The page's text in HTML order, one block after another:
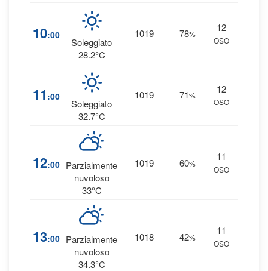
10:00
Soleggiato
28.2°C
1019 78%
12
OSO
11 :00
Soleggiato
32.7°C
1019 71%
12
OSO
12:00 Parzialmente
nuvoloso
33°C
1019 60%
11
OSO
13:00 Parzialmente
nuvoloso
34.3°C
1018 42%
11
OSO